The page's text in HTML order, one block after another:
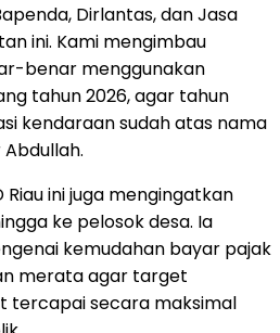
Dirlantas, dan Jasa
ini. Kami mengimbau
benar menggunakan
tahun 2026, agar tahun
kendaraan sudah atas nama
Riau ini juga mengingatkan
ke pelosok desa. Ia
kemudahan bayar pajak
merata agar target
tercapai secara maksimal